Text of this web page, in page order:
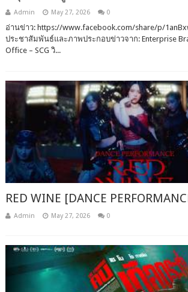
Admin May 27, 2026 0
อ่านข่าว: https://www.facebook.com/share/p/
ประชาสัมพันธ์และภาพประกอบข่าวจาก: Enterprise
Office – SCG วิ...
RED WINE [DANCE
Admin May 27, 2026 0